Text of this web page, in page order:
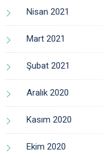
Nisan 2021
Mart 2021
Şubat 2021
Aralık 2020
Kasım 2020
Ekim 2020